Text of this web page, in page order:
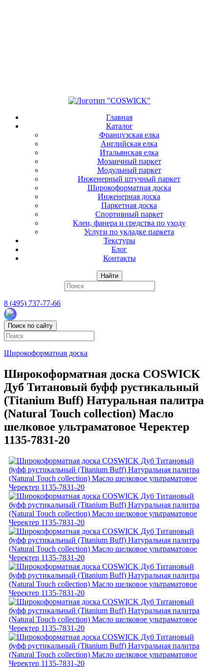
Главная
Каталог
Французская елка
Английская елка
Итальянская елка
Мозаичный паркет
Модульный паркет
Инженерный штучный паркет
Широкоформатная доска
Инженерная доска
Паркетная доска
Спортивный паркет
Клеи, фанера и средства по уходу
Услуги по укладке паркета
Текстуры
Блог
Контакты
Найти
8 (495) 737-77-66
Поиск по сайту
Широкоформатная доска
Широкоформатная доска COSWICK
Дуб Титановый буфф рустикальный
(Titanium Buff) Натуральная палитра
(Natural Touch collection) Масло
шелковое ультраматовое Черектер
1135-7831-20